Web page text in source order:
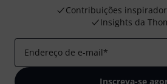
Contribuições
Insights da
Endereço de e-mail*
Inscreva-se